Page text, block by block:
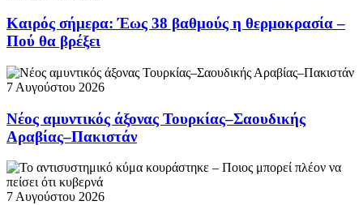
Καιρός σήμερα: Έως 38 βαθμούς η θερμοκρασία –
Πού θα βρέξει
7 Αυγούστου 2026
Νέος αμυντικός άξονας Τουρκίας–Σαουδικής
Αραβίας–Πακιστάν
7 Αυγούστου 2026